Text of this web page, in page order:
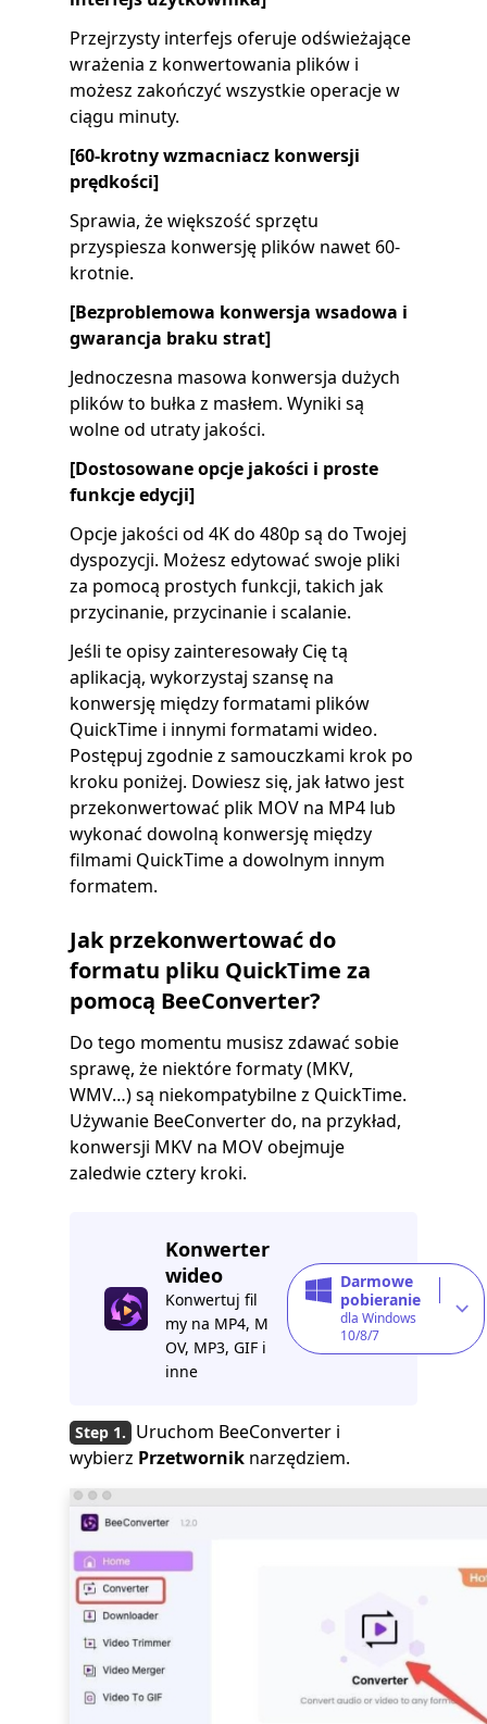
Przejrzysty interfejs oferuje odświeżające
wrażenia z konwertowania plików i
możesz zakończyć wszystkie operacje w
ciągu minuty.
[60-krotny wzmacniacz konwersji
prędkości]
Sprawia, że ​​większość sprzętu
przyspiesza konwersję plików nawet 60-
krotnie.
[Bezproblemowa konwersja wsadowa i
gwarancja braku strat]
Jednoczesna masowa konwersja dużych
plików to bułka z masłem. Wyniki są
wolne od utraty jakości.
[Dostosowane opcje jakości i proste
funkcje edycji]
Opcje jakości od 4K do 480p są do Twojej
dyspozycji. Możesz edytować swoje pliki
za pomocą prostych funkcji, takich jak
przycinanie, przycinanie i scalanie.
Jeśli te opisy zainteresowały Cię tą
aplikacją, wykorzystaj szansę na
konwersję między formatami plików
QuickTime i innymi formatami wideo.
Postępuj zgodnie z samouczkami krok po
kroku poniżej. Dowiesz się, jak łatwo jest
przekonwertować plik MOV na MP4 lub
wykonać dowolną konwersję między
filmami QuickTime a dowolnym innym
formatem.
Jak przekonwertować do
formatu pliku QuickTime za
pomocą BeeConverter?
Do tego momentu musisz zdawać sobie
sprawę, że niektóre formaty (MKV,
WMV…) są niekompatybilne z QuickTime.
Używanie BeeConverter do, na przykład,
konwersji MKV na MOV obejmuje
zaledwie cztery kroki.
Konwerter
wideo
Konwertuj fil
my na MP4, M
OV, MP3, GIF i
inne
Darmowe
pobieranie
dla Windows
10/8/7
Uruchom BeeConverter i
wybierz Przetwornik narzędziem.